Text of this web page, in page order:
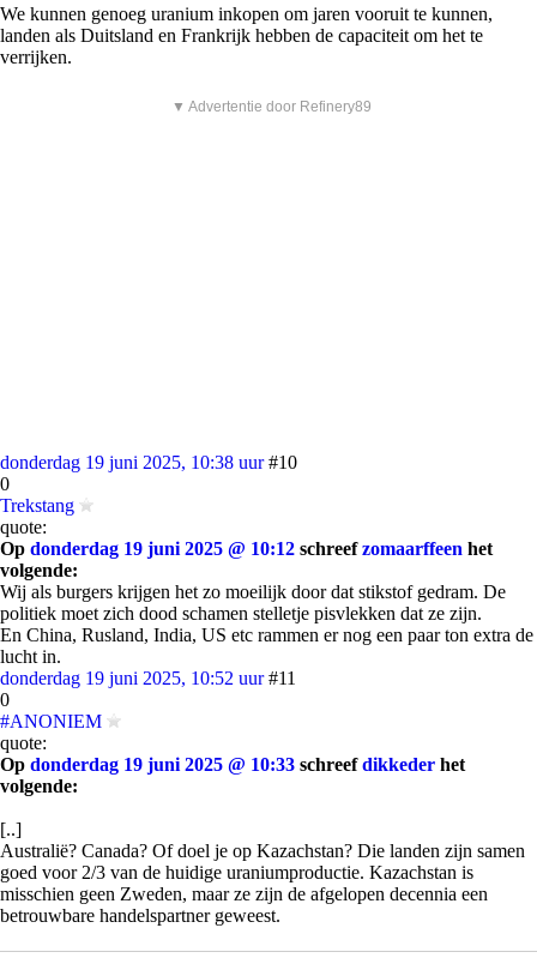
We kunnen genoeg uranium inkopen om jaren vooruit te kunnen,
landen als Duitsland en Frankrijk hebben de capaciteit om het te
verrijken.
▼ Advertentie door Refinery89
donderdag 19 juni 2025, 10:38 uur #10
0
Trekstang
quote:
Op donderdag 19 juni 2025 @ 10:12 schreefzomaarffeen het
volgende:
Wij als burgers krijgen het zo moeilijk door dat stikstof gedram. De
politiek moet zich dood schamen stelletje pisvlekken dat ze zijn.
En China, Rusland, India, US etc rammen er nog een paar ton extra de
lucht in.
donderdag 19 juni 2025, 10:52 uur #11
0
#ANONIEM
quote:
Op donderdag 19 juni 2025 @ 10:33 schreefdikkeder het
volgende:
[..]
Australië? Canada? Of doel je op Kazachstan? Die landen zijn samen
goed voor 2/3 van de huidige uraniumproductie. Kazachstan is
misschien geen Zweden, maar ze zijn de afgelopen decennia een
betrouwbare handelspartner geweest.
[afbeelding]